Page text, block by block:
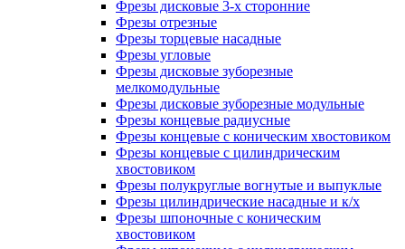
Фрезы дисковые 3-х сторонние
Фрезы отрезные
Фрезы торцевые насадные
Фрезы угловые
Фрезы дисковые зуборезные
мелкомодульные
Фрезы дисковые зуборезные модульные
Фрезы концевые радиусные
Фрезы концевые с коническим хвостовиком
Фрезы концевые с цилиндрическим
хвостовиком
Фрезы полукруглые вогнутые и выпуклые
Фрезы цилиндрические насадные и к/х
Фрезы шпоночные с коническим
хвостовиком